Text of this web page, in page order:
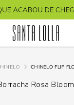
Rosa Bloom